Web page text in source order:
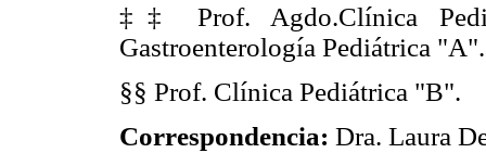
‡‡
Prof. Agdo.Clínica
Gastroenterología Pediátrica "A".
§§ Prof. Clínica Pediátrica "B".
Correspondencia: Dra. Laura